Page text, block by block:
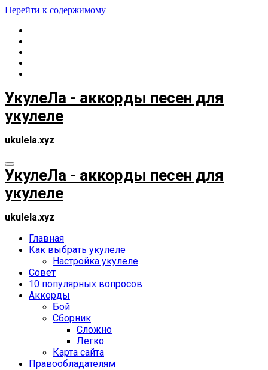
Перейти к содержимому
УкулеЛа - аккорды песен для
укулеле
ukulela.xyz
УкулеЛа - аккорды песен для
укулеле
ukulela.xyz
Главная
Как выбрать укулеле
Настройка укулеле
Совет
10 популярных вопросов
Аккорды
Бой
Сборник
Сложно
Легко
Карта сайта
Правообладателям